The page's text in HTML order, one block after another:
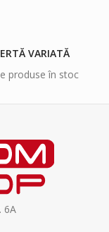
VARIATĂ
produse în stoc
6A